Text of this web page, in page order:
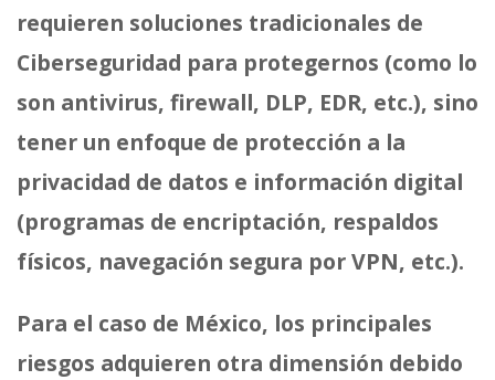
requieren soluciones tradicionales de
Ciberseguridad para protegernos (como lo
son antivirus, firewall, DLP, EDR, etc.), sino
tener un enfoque de protección a la
privacidad de datos e información digital
(programas de encriptación, respaldos
físicos, navegación segura por VPN, etc.).
Para el caso de México, los principales
riesgos adquieren otra dimensión debido